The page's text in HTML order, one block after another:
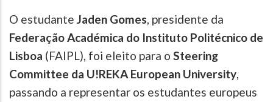
O estudante Jaden Gomes, presidente da
Federação Académica do Instituto Politécnico de
Lisboa (FAIPL), foi eleito para o Steering
Committee da U!REKA European University,
passando a representar os estudantes europeus